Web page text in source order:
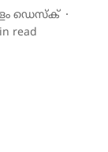
ഡെസ്ക്
read